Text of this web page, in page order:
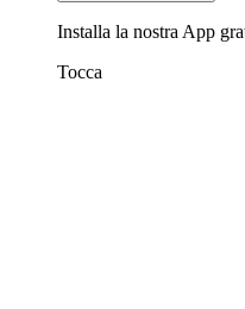
Installa la nostra App
Tocca